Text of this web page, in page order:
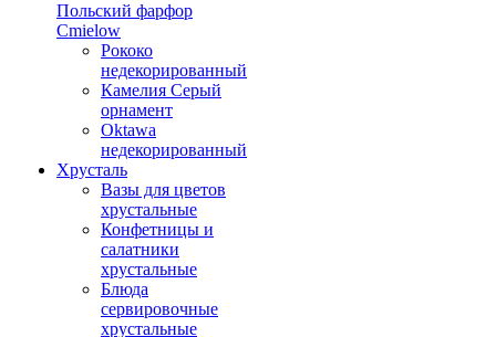
Польский фарфор
Сmielow
Рококо
недекорированный
Камелия Серый
орнамент
Oktawa
недекорированный
Хрусталь
Вазы для цветов
хрустальные
Конфетницы и
салатники
хрустальные
Блюда
сервировочные
хрустальные